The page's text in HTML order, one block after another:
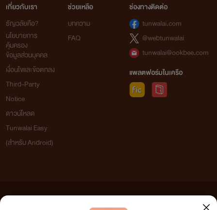
เกี่ยวกับเรา
ธัญวลัยคือ?
นโยบายการ
คุ้มครอง
ข้อมูลส่วนบุคคล
เงื่อนไขและข้อตกลง
Third-Party
Notice
ดาวน์โหลด
Tunwalai Easy
(สำหรับ Android)
ช่วยเหลือ
บทความ
FAQ
ช่องทางติดต่อ
tunwalai.com
@webtunwalai
tunwalai@ookbee.com
แพลตฟอร์มในเครือ